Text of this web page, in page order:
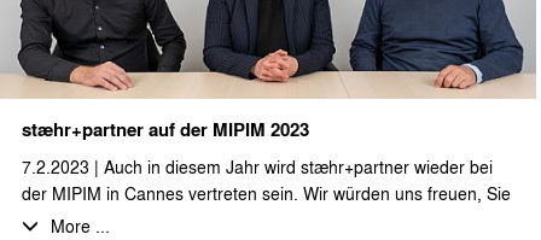
stæhr+partner auf der MIPIM 2023
7.2.2023 | Auch in diesem Jahr wird stæhr+partner wieder bei
der MIPIM in Cannes vertreten sein. Wir würden uns freuen, Sie
vom 14. - 17.03. dort zu sehen!
More ...